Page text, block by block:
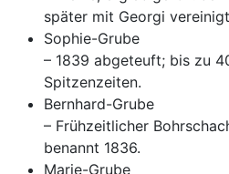
später mit Georgi
Sophie-Grube
– 1839 abgeteuft; bis zu
Spitzenzeiten.
Bernhard-Grube
– Frühzeitlicher
benannt 1836.
Marie-Grube